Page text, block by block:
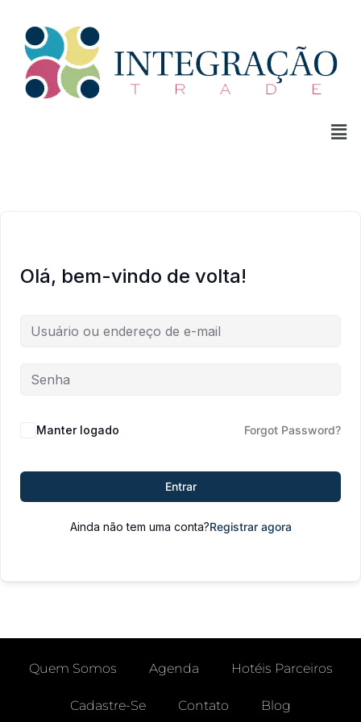
Olá, bem-vindo de volta!
Manter logado Forgot Password?
Entrar
Ainda não tem uma conta?Registrar agora
Quem Somos Agenda Hotéis Parceiros
Cadastre-Se Contato Blog